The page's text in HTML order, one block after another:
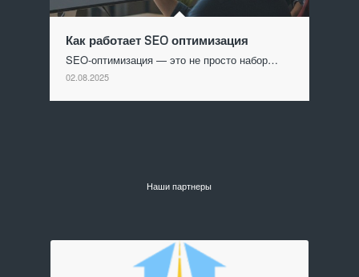
Как работает SEO оптимизация
SEO-оптимизация — это не просто набор…
02.08.2025
Наши партнеры